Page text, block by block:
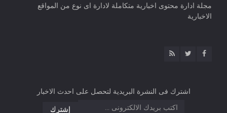
مجلة ادارة محتوى اخبارية متكاملة لادارة اى نوع من المواقع
الاخبارية
اشترك فى النشرة البريدية لتحصل على احدث الاخبار